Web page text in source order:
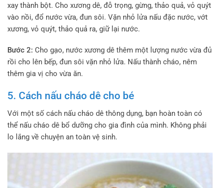
xay thành bột. Cho xương dê, đỗ trọng, gừng, thảo quả, vỏ quýt
vào nồi, đổ nước vừa, đun sôi. Vặn nhỏ lửa nấu đặc nước, vớt
xương, vỏ quýt, thảo quả ra, giữ lại nước.
Bước 2: Cho gạo, nước xương dê thêm một lượng nước vừa đủ
rồi cho lên bếp, đun sôi vặn nhỏ lửa. Nấu thành cháo, nêm
thêm gia vị cho vừa ăn.
5. Cách nấu cháo dê cho bé
Với một số cách nấu cháo dê thông dụng, bạn hoàn toàn có
thể nấu cháo dê bổ dưỡng cho gia đình của mình. Không phải
lo lắng về chuyện an toàn vệ sinh.